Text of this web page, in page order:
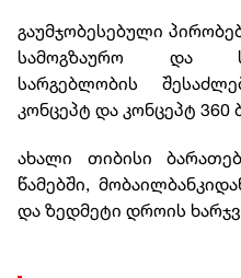
გაუმჯობესებული
სამოგზაურო და
სარგებლობის
კონცეპტ და კონცეპტ 360
ახალი თიბისი
წამებში,
და ზედმეტი დროის